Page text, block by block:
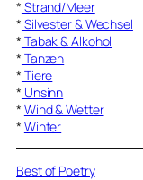
* Strand/Meer
* Silvester & Wechsel
* Tabak & Alkohol
* Tanzen
* Tiere
* Unsinn
* Wind & Wetter
* Winter
Best of Poetry